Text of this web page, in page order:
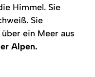
Himmel. Sie
Sie
ein Meer aus
Alpen.